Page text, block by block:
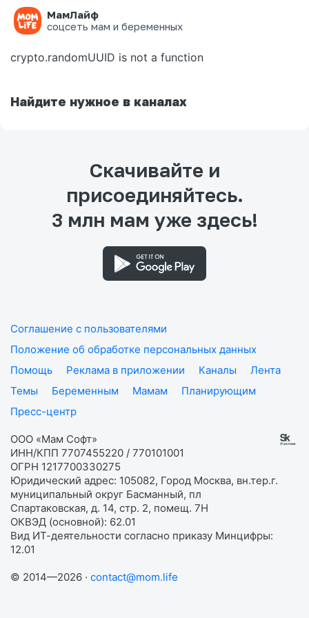
МамЛайф
соцсеть мам и беременных
Ошибка на странице
crypto.randomUUID is not a function
Найдите нужное в каналах
Скачивайте и
присоединяйтесь.
3 млн мам уже здесь!
Соглашение с пользователями
Положение об обработке персональных данных
Помощь
Реклама в приложении Каналы
Лента
Темы
Беременным Мамам
Планирующим
Пресс-центр
ООО «Мам Софт»
ИНН/КПП 7707455220 / 770101001
ОГРН 1217700330275
Юридический адрес: 105082, Город Москва, вн.тер.г.
муниципальный округ Басманный, пл
Спартаковская, д. 14, стр. 2, помещ. 7Н
ОКВЭД (основной): 62.01
Вид ИТ-деятельности согласно приказу Минцифры:
12.01
© 2014—2026 · contact@mom.life